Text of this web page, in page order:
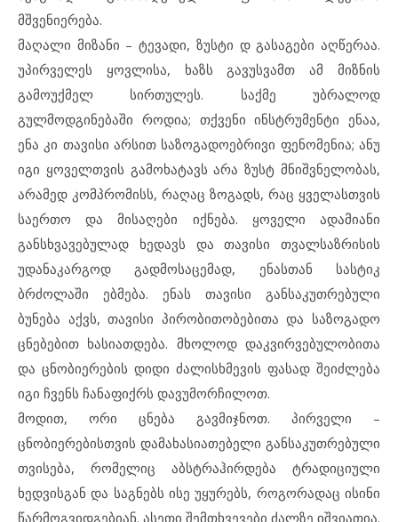
მშვენიერება.
მაღალი მიზანი – ტევადი, ზუსტი დ გასაგები აღწერაა.
უპირველეს ყოვლისა, ხაზს გავუსვამთ ამ მიზნის
გამოუქმელ სირთულეს. საქმე უბრალოდ
გულმოდგინებაში როდია; თქვენი ინსტრუმენტი ენაა,
ენა კი თავისი არსით საზოგადოებრივი ფენომენია; ანუ
იგი ყოველთვის გამოხატავს არა ზუსტ მნიშვნელობას,
არამედ კომპრომისს, რაღაც ზოგადს, რაც ყველასთვის
საერთო და მისაღები იქნება. ყოველი ადამიანი
განსხვავებულად ხედავს და თავისი თვალსაზრისის
უდანაკარგოდ გადმოსაცემად, ენასთან სასტიკ
ბრძოლაში ებმება. ენას თავისი განსაკუთრებული
ბუნება აქვს, თავისი პირობითობებითა და საზოგადო
ცნებებით ხასიათდება. მხოლოდ დაკვირვებულობითა
და ცნობიერების დიდი ძალისხმევის ფასად შეიძლება
იგი ჩვენს ჩანაფიქრს დავუმორჩილოთ.
მოდით, ორი ცნება გავმიჯნოთ. პირველი –
ცნობიერებისთვის დამახასიათებელი განსაკუთრებული
თვისება, რომელიც აბსტრაჰირდება ტრადიციული
ხედვისგან და საგნებს ისე უყურებს, როგორადაც ისინი
წარმოგვიდგებიან. ასეთი შემთხვევები ძალზე იშვიათია.